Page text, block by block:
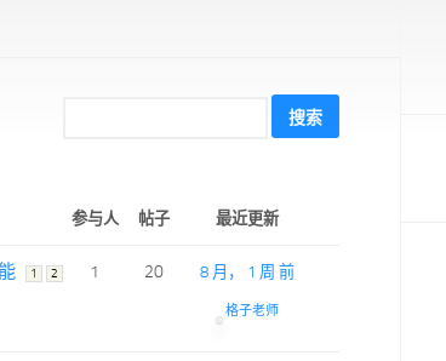
参与人 帖子 最近更新
1 2 1 20 8 月， 1 周 前
格子老师